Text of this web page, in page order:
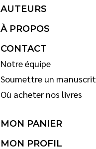
AUTEURS
À PROPOS
CONTACT
Notre équipe
Soumettre un manuscrit
Où acheter nos livres
MON PANIER
MON PROFIL